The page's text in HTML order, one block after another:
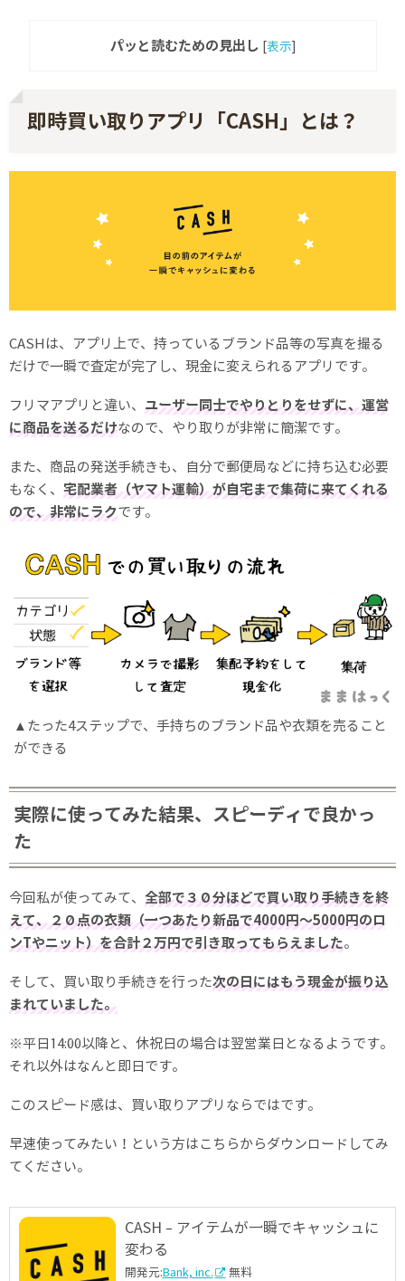
パッと読むための見出し [表示]
即時買い取りアプリ「CASH」とは？
CASHは、アプリ上で、持っているブランド品等の写真を撮る
だけで一瞬で査定が完了し、現金に変えられるアプリです。
フリマアプリと違い、 ユーザー同士でやりとりをせずに、運営
に商品を送るだけなので、やり取りが非常に簡潔です。
また、商品の発送手続きも、自分で郵便局などに持ち込む必要
もなく、 宅配業者（ヤマト運輸）が自宅まで集荷に来てくれる
ので、非常にラクです。
たった4ステップで、手持ちのブランド品や衣類を売ること
ができる
実際に使ってみた結果、スピーディで良かっ
た
今回私が使ってみて、 全部で３０分ほどで買い取り手続きを終
えて、２０点の衣類（一つあたり新品で4000円〜5000円のロ
ンTやニット）を合計２万円で引き取ってもらえました。
そして、買い取り手続きを行った次の日にはもう現金が振り込
まれていました。
※平日14:00以降と、休祝日の場合は翌営業日となるようです。
それ以外はなんと即日です。
このスピード感は、買い取りアプリならではです。
早速使ってみたい！という方はこちらからダウンロードしてみ
てください。
CASH - アイテムが一瞬でキャッシュに
変わる
開発元:Bank, inc. 無料